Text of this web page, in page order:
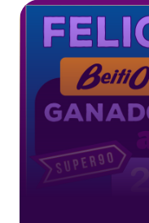
Alvaro3434!